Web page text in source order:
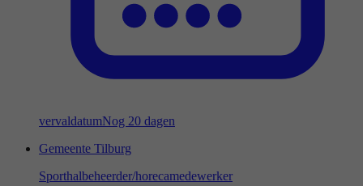
vervaldatumNog 20 dagen
Gemeente Tilburg
Sporthalbeheerder/horecamedewerker